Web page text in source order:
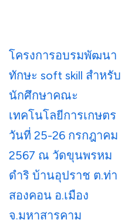
โครงการอบรมพัฒนา
ทักษะ soft skill​ สำหรับ
นักศึกษาคณะ
เทคโนโลยีการเกษตร
วันที่ 25-26 กรกฎาคม
2567 ณ วัดขุนพรหม
ดำริ บ้านอุปราช ต.ท่า
สองคอน อ.เมือง
จ.มหาสารคาม